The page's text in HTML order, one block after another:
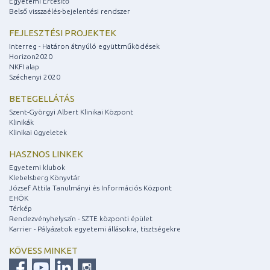
Belső visszaélés-bejelentési rendszer
FEJLESZTÉSI PROJEKTEK
Interreg - Határon átnyúló együttműködések
Horizon2020
NKFI alap
Széchenyi 2020
BETEGELLÁTÁS
Szent-Györgyi Albert Klinikai Központ
Klinikák
Klinikai ügyeletek
HASZNOS LINKEK
Egyetemi klubok
Klebelsberg Könyvtár
József Attila Tanulmányi és Információs Központ
EHÖK
Térkép
Rendezvényhelyszín - SZTE központi épület
Karrier - Pályázatok egyetemi állásokra, tisztségekre
KÖVESS MINKET